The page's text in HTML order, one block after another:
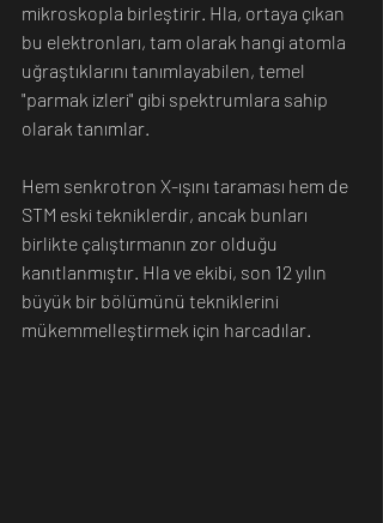
mikroskopla birleştirir. Hla, ortaya çıkan
bu elektronları, tam olarak hangi atomla
uğraştıklarını tanımlayabilen, temel
"parmak izleri" gibi spektrumlara sahip
olarak tanımlar.
Hem senkrotron X-ışını taraması hem de
STM eski tekniklerdir, ancak bunları
birlikte çalıştırmanın zor olduğu
kanıtlanmıştır. Hla ve ekibi, son 12 yılın
büyük bir bölümünü tekniklerini
mükemmelleştirmek için harcadılar.